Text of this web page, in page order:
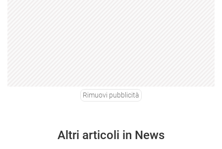
Rimuovi pubblicità
Altri articoli in News